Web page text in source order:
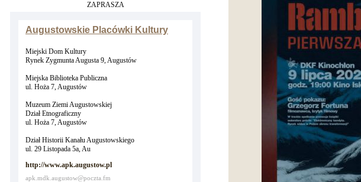
ZAPRASZA
Augustowskie Placówki Kultury
Miejski Dom Kultury
Rynek Zygmunta Augusta 9, Augustów
Miejska Biblioteka Publiczna
ul. Hoża 7, Augustów
Muzeum Ziemi Augustowskiej
Dział Etnograficzny
ul. Hoża 7, Augustów
Dział Historii Kanału Augustowskiego
ul. 29 Listopada 5a, Au
http://www.apk.augustow.pl
apk.mdk.augustow@poczta.fm